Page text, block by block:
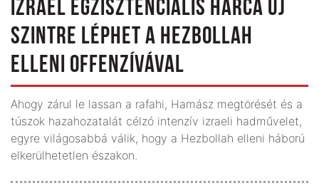
IZRAEL EGZISZTENCIÁLIS HARCA ÚJ
SZINTRE LÉPHET A HEZBOLLAH
ELLENI OFFENZÍVÁVAL
Ahogy zárul le lassan a rafahi, Hamász megtörését és a
túszok hazahozatalát célzó intenzív izraeli hadművelet,
egyre világosabbá válik, hogy a Hezbollah elleni háború
elkerülhetetlen északon.